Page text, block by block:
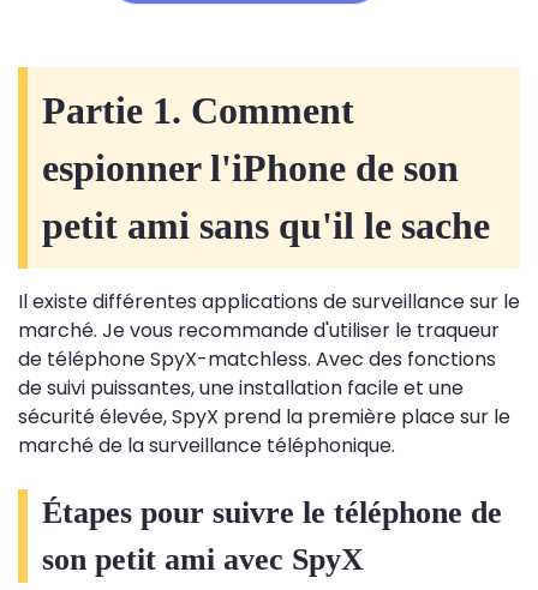
Partie 1. Comment
espionner l'iPhone de son
petit ami sans qu'il le sache
Il existe différentes applications de surveillance sur le
marché. Je vous recommande d'utiliser le traqueur
de téléphone SpyX-matchless. Avec des fonctions
de suivi puissantes, une installation facile et une
sécurité élevée, SpyX prend la première place sur le
marché de la surveillance téléphonique.
Étapes pour suivre le téléphone de
son petit ami avec SpyX